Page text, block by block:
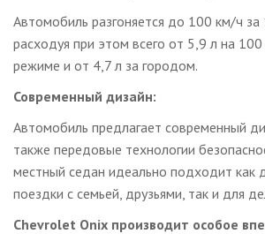
Автомобиль разгоняется до 100 км/ч за
расходуя при этом всего от 5,9 л на
режиме и от 4,7 л за городом.
Современный дизайн:
Автомобиль предлагает современный
также передовые технологии
местный седан идеально подходит как
поездки с семьей, друзьями, так и для
Chevrolet Onix производит особое